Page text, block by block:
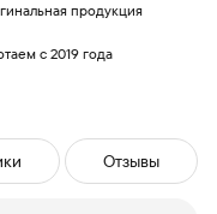
продукция
с 2019 года
Отзывы